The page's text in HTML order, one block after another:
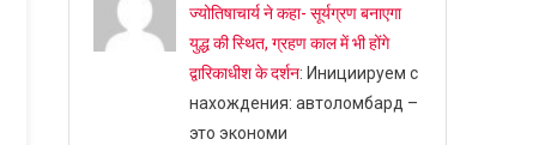
ज्योतिषाचार्य ने कहा- सूर्यग्रण बनाएगा
युद्ध की स्थित, ग्रहण काल में भी होंगे
द्वारिकाधीश के दर्शन: Инициируем с
нахождения: автоломбард –
это экономи